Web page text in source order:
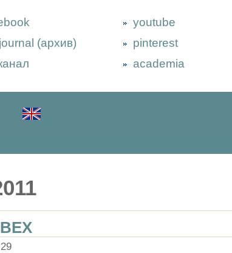
(архив)
youtube
pinterest
academia